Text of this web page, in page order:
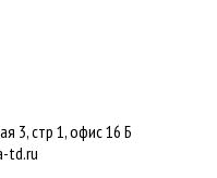
3, стр 1, офис 16 Б
td.ru